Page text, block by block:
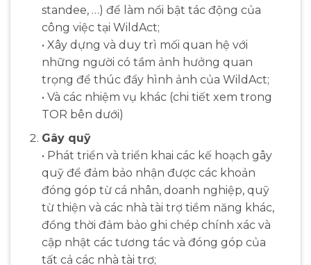
standee, …) để làm nổi bật tác động của
công việc tại WildAct;
• Xây dựng và duy trì mối quan hệ với
những người có tầm ảnh hưởng quan
trọng để thúc đẩy hình ảnh của WildAct;
• Và các nhiệm vụ khác (chi tiết xem trong
TOR bên dưới)
Gây quỹ
• Phát triển và triển khai các kế hoạch gây
quỹ để đảm bảo nhận được các khoản
đóng góp từ cá nhân, doanh nghiệp, quỹ
từ thiện và các nhà tài trợ tiềm năng khác,
đồng thời đảm bảo ghi chép chính xác và
cập nhật các tương tác và đóng góp của
tất cả các nhà tài trợ;